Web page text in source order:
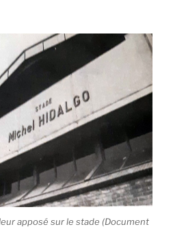
apposé sur le stade (Document